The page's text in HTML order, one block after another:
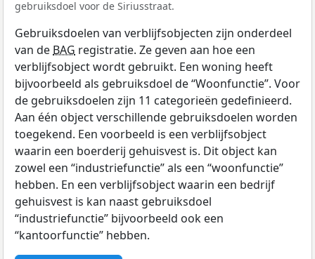
gebruiksdoel voor de Siriusstraat.
Gebruiksdoelen van verblijfsobjecten zijn onderdeel
van de BAG registratie. Ze geven aan hoe een
verblijfsobject wordt gebruikt. Een woning heeft
bijvoorbeeld als gebruiksdoel de “Woonfunctie”. Voor
de gebruiksdoelen zijn 11 categorieën gedefinieerd.
Aan één object verschillende gebruiksdoelen worden
toegekend. Een voorbeeld is een verblijfsobject
waarin een boerderij gehuisvest is. Dit object kan
zowel een “industriefunctie” als een “woonfunctie”
hebben. En een verblijfsobject waarin een bedrijf
gehuisvest is kan naast gebruiksdoel
“industriefunctie” bijvoorbeeld ook een
“kantoorfunctie” hebben.